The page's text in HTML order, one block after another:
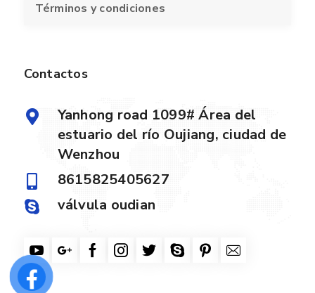
Términos y condiciones
Contactos
Yanhong road 1099# Área del
estuario del río Oujiang, ciudad de
Wenzhou
8615825405627
válvula oudian